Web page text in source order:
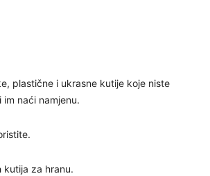
plastične i ukrasne kutije koje niste
naći namjenu.
kutija za hranu.